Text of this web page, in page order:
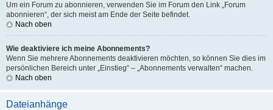
Um ein Forum zu abonnieren, verwenden Sie im Forum den Link „Forum
abonnieren“, der sich meist am Ende der Seite befindet.
Nach oben
Wie deaktiviere ich meine Abonnements?
Wenn Sie mehrere Abonnements deaktivieren möchten, so können Sie dies im
persönlichen Bereich unter „Einstieg“ – „Abonnements verwalten“ machen.
Nach oben
Dateianhänge